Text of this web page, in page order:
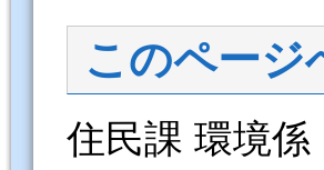
このページ
住民課 環境係